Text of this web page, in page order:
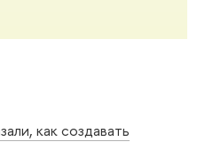
как создавать